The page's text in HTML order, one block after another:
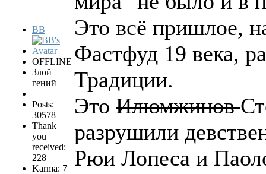
BB
OFFLINE
Злой
гений
Posts:
30578
Thank
you
received:
228
Karma: 7
Это всё пришлое,
Фастфуд 19 века,
Традиции.
Это Илюмжинов
разрушили
Рюи Лопеса и